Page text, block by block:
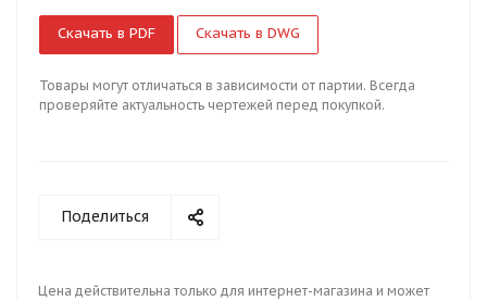
Скачать в PDF Скачать в DWG
Товары могут отличаться в зависимости от партии. Всегда
проверяйте актуальность чертежей перед покупкой.
Поделиться
Цена действительна только для интернет-магазина и может